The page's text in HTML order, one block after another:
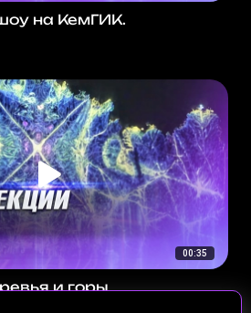
на КемГИК.
00:35
и горы